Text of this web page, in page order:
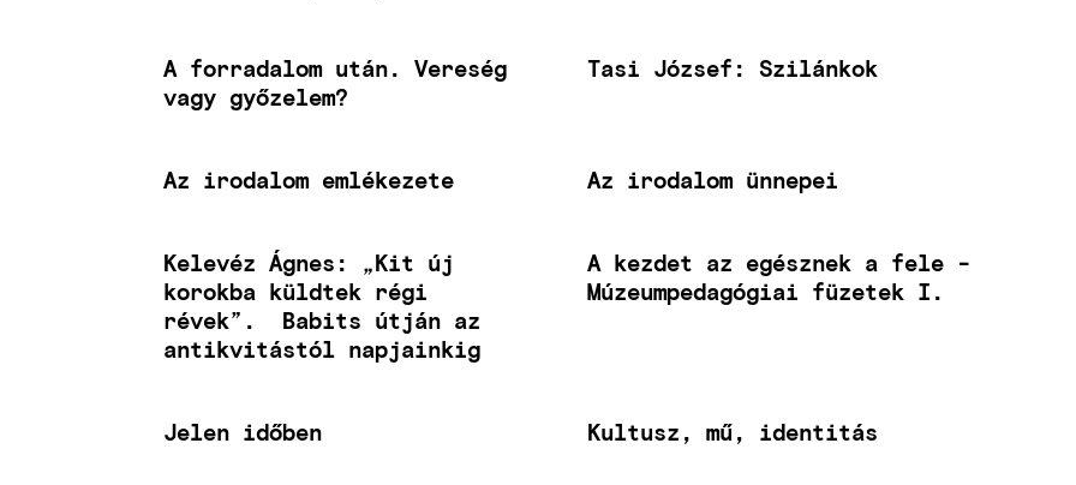
A forradalom után. Vereség
vagy győzelem?
Tasi József: Szilánkok
Az irodalom emlékezete Az irodalom ünnepei
Kelevéz Ágnes: „Kit új
korokba küldtek régi
révek”. Babits útján az
antikvitástól napjainkig
A kezdet az egésznek a fele -
Múzeumpedagógiai füzetek I.
Jelen időben Kultusz, mű, identitás